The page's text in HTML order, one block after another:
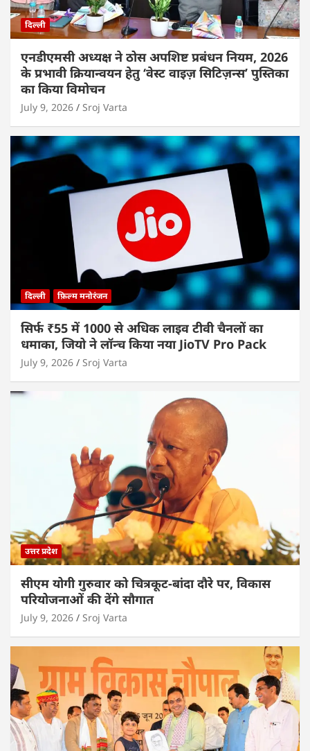
दिल्ली
एनडीएमसी अध्यक्ष ने ठोस अपशिष्ट प्रबंधन नियम, 2026
के प्रभावी क्रियान्वयन हेतु ‘वेस्ट वाइज़ सिटिज़न्स’ पुस्तिका
का किया विमोचन
July 9, 2026 Sroj Varta
दिल्ली फ़िल्म मनोरंजन
सिर्फ ₹55 में 1000 से अधिक लाइव टीवी चैनलों का
धमाका, जियो ने लॉन्च किया नया JioTV Pro Pack
July 9, 2026 Sroj Varta
उत्तर प्रदेश
सीएम योगी गुरुवार को चित्रकूट-बांदा दौरे पर, विकास
परियोजनाओं की देंगे सौगात
July 9, 2026 Sroj Varta